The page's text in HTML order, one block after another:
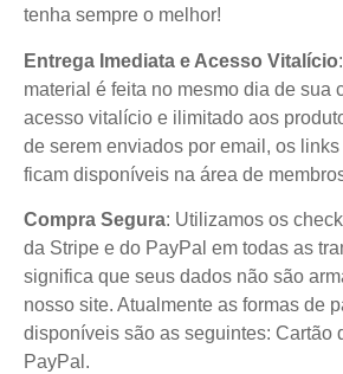
tenha sempre o melhor!
Entrega Imediata e Acesso Vitalício
material é feita no mesmo dia de sua
acesso vitalício e ilimitado aos
de serem enviados por email, os
ficam disponíveis na área de
Compra Segura: Utilizamos os
da Stripe e do PayPal em todas as
significa que seus dados não são
nosso site. Atualmente as formas de
disponíveis são as seguintes: Cartão
PayPal.